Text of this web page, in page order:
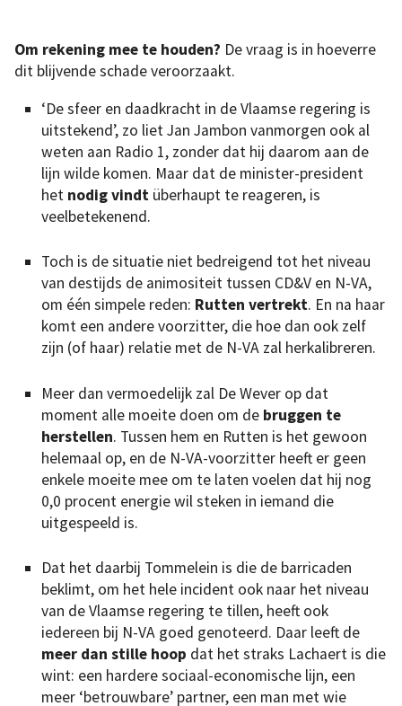
Om rekening mee te houden? De vraag is in hoeverre
dit blijvende schade veroorzaakt.
‘De sfeer en daadkracht in de Vlaamse regering is
uitstekend’, zo liet Jan Jambon vanmorgen ook al
weten aan Radio 1, zonder dat hij daarom aan de
lijn wilde komen. Maar dat de minister-president
het nodig vindt überhaupt te reageren, is
veelbetekenend.
Toch is de situatie niet bedreigend tot het niveau
van destijds de animositeit tussen CD&V en N-VA,
om één simpele reden: Rutten vertrekt. En na haar
komt een andere voorzitter, die hoe dan ook zelf
zijn (of haar) relatie met de N-VA zal herkalibreren.
Meer dan vermoedelijk zal De Wever op dat
moment alle moeite doen om de bruggen te
herstellen. Tussen hem en Rutten is het gewoon
helemaal op, en de N-VA-voorzitter heeft er geen
enkele moeite mee om te laten voelen dat hij nog
0,0 procent energie wil steken in iemand die
uitgespeeld is.
Dat het daarbij Tommelein is die de barricaden
beklimt, om het hele incident ook naar het niveau
van de Vlaamse regering te tillen, heeft ook
iedereen bij N-VA goed genoteerd. Daar leeft de
meer dan stille hoop dat het straks Lachaert is die
wint: een hardere sociaal-economische lijn, een
meer ‘betrouwbare’ partner, een man met wie